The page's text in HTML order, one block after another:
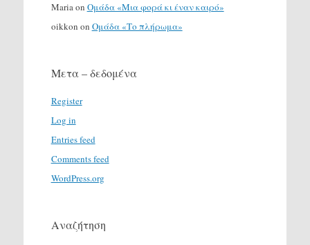
Mariaon Ομάδα «Μια φορά κι έναν καιρό»
oikkon on Ομάδα «Το πλήρωμα»
Μετα – δεδομένα
Register
Log in
Entries feed
Comments feed
WordPress.org
Αναζήτηση